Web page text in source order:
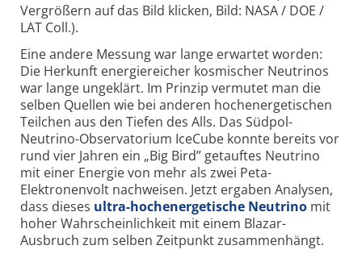
Vergrößern auf das Bild klicken, Bild: NASA / DOE /
LAT Coll.).
Eine andere Messung war lange erwartet worden:
Die Herkunft energiereicher kosmischer Neutrinos
war lange ungeklärt. Im Prinzip vermutet man die
selben Quellen wie bei anderen hochenergetischen
Teilchen aus den Tiefen des Alls. Das Südpol-
Neutrino-Observatorium IceCube konnte bereits vor
rund vier Jahren ein „Big Bird” getauftes Neutrino
mit einer Energie von mehr als zwei Peta-
Elektronenvolt nachweisen. Jetzt ergaben Analysen,
dass dieses ultra-hochenergetische Neutrino mit
hoher Wahrscheinlichkeit mit einem Blazar-
Ausbruch zum selben Zeitpunkt zusammenhängt.